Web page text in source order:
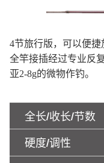
4节旅行版，可以便捷
全竿接插经过专业反
亚2-8g的微物作钓。
全长/收长/节数
硬度/调性